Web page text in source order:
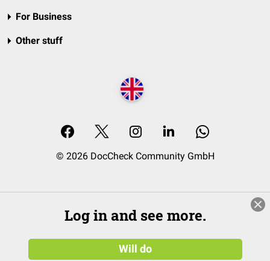
For Business
Other stuff
© 2026 DocCheck Community GmbH
Log in and see more.
Will do